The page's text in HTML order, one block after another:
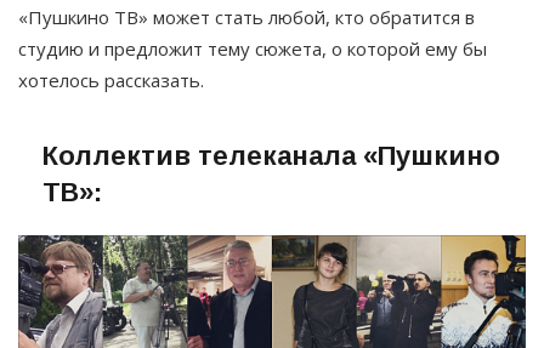
«Пушкино ТВ» может стать любой, кто обратится в
студию и предложит тему сюжета, о которой ему бы
хотелось рассказать.
Коллектив телеканала «Пушкино
ТВ»: